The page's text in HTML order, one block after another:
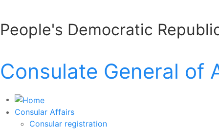
People's Democratic
Consulate General of
Consular Affairs
Consular registration